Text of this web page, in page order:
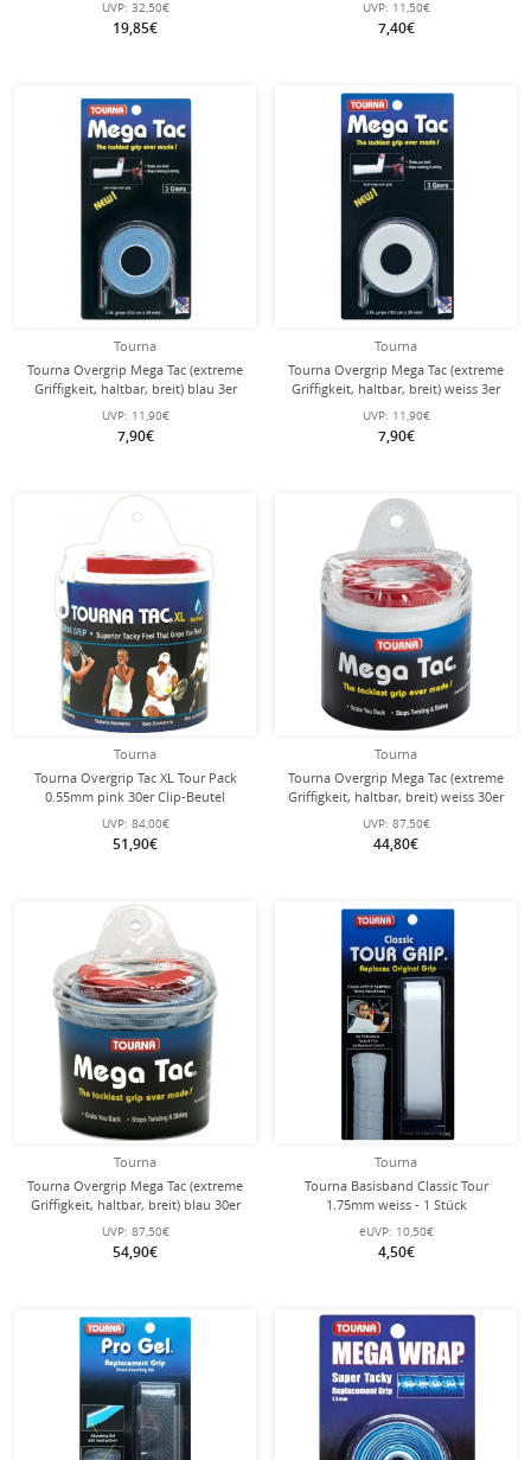
UVP: 32,50€
19,85€
UVP: 11,50€
7,40€
Tourna
Tourna Overgrip Mega Tac (extreme
Griffigkeit, haltbar, breit) blau 3er
UVP: 11,90€
7,90€
Tourna
Tourna Overgrip Mega Tac (extreme
Griffigkeit, haltbar, breit) weiss 3er
UVP: 11,90€
7,90€
Tourna
Tourna Overgrip Tac XL Tour Pack
0.55mm pink 30er Clip-Beutel
UVP: 84,00€
51,90€
Tourna
Tourna Overgrip Mega Tac (extreme
Griffigkeit, haltbar, breit) weiss 30er
Clip-Beutel
UVP: 87,50€
44,80€
Tourna
Tourna Overgrip Mega Tac (extreme
Griffigkeit, haltbar, breit) blau 30er
Clip-Beutel
UVP: 87,50€
54,90€
Tourna
Tourna Basisband Classic Tour
1.75mm weiss - 1 Stück
eUVP: 10,50€
4,50€